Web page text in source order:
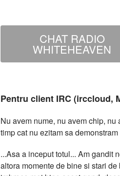
CHAT RADIO
WHITEHEAVEN
Pentru client IRC (irccloud,
Nu avem nume, nu avem chip,
timp cat nu ezitam sa
...Asa a inceput totul... Am gandit
altora momente de bine si stari